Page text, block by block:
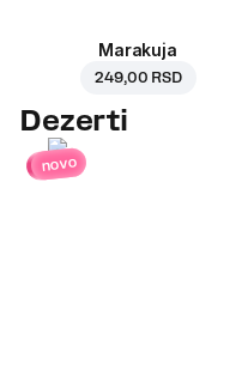
Marakuja
249,00 RSD
Dezerti
novo